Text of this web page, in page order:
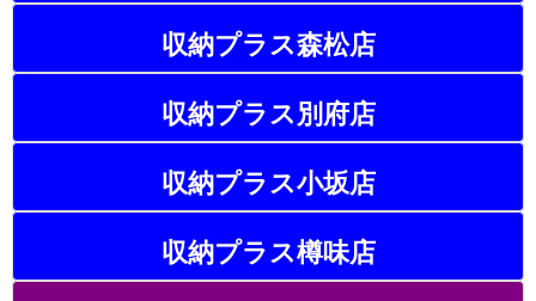
収納プラス森松店
収納プラス別府店
収納プラス小坂店
収納プラス樽味店